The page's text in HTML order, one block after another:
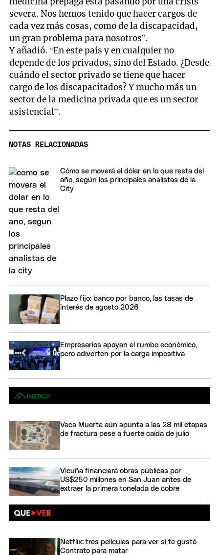
severa. Nos hemos tenido que hacer cargos de
cada vez más cosas, como de la discapacidad,
un gran problema para nosotros”.
Y añadió. “En este país y en cualquier no
depende de los privados, sino del Estado. ¿Desde
cuándo el sector privado se tiene que hacer
cargo de los discapacitados? Y mucho más un
sector de la medicina privada que es un sector
asistencial”.
NOTAS RELACIONADAS
Cómo se moverá el dólar en lo que resta del
año, según los principales analistas de la
City
Plazo fijo: banco por banco, las tasas de
interés de agosto 2026
Empresarios apoyan el rumbo económico,
pero adiverten por la carga impositiva
Vaca Muerta aún apunta a las 28 mil etapas
de fractura pese a fuerte caída de julio
Vicuña financiará obras públicas por
US$250 millones en San Juan antes de
extraer la primera tonelada de cobre
Netflix: tres películas para ver si te gustó
Contrato para matar